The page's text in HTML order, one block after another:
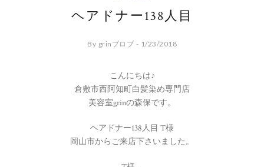
ヘアドナー138人目
By grinブロブ - 1/23/2018
こんにちは♪
倉敷市西阿知町白髪染め専門店
美容室grinの森保です。
ヘアドナー138人目 T様
岡山市からご来店下さいました。